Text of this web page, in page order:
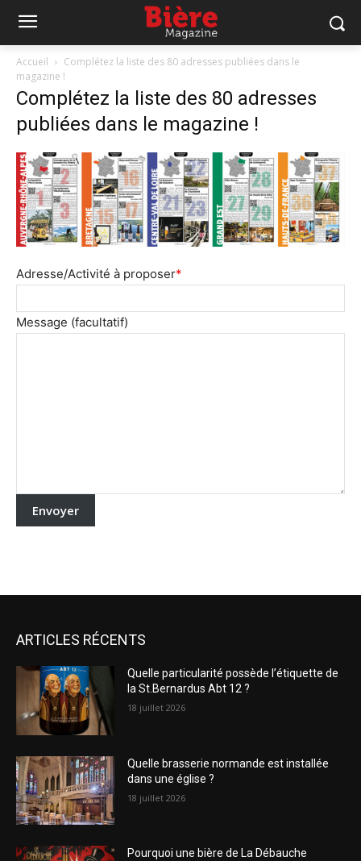
Accueil
Complétez la liste des 80 adresses publiées dans le
magazine !
Complétez la liste des 80 adresses
publiées dans le magazine !
Adresse/Activité à proposer*
Message (facultatif)
Envoyer
ARTICLES RÉCENTS
Quelle particularité possède l’étiquette de
la St.Bernardus Abt 12 ?
18 juillet 2026
Quelle brasserie normande est installée
dans une église ?
18 juillet 2026
Pourquoi une bière de La Débauche